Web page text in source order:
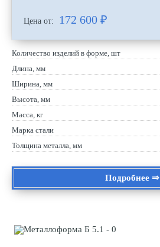
Цена от: 172 600 ₽
Количество изделий в форме, шт
Длина, мм
Ширина, мм
Высота, мм
Масса, кг
Марка стали
Толщина металла, мм
Подробнее ⇒